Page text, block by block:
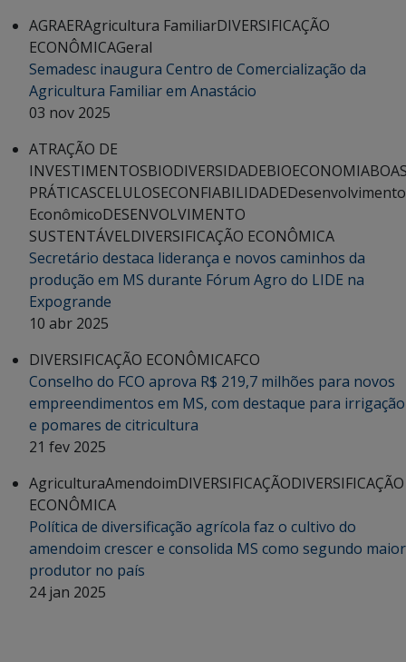
AGRAERAgricultura FamiliarDIVERSIFICAÇÃO
ECONÔMICAGeral
Semadesc inaugura Centro de Comercialização da
Agricultura Familiar em Anastácio
03 nov 2025
ATRAÇÃO DE
INVESTIMENTOSBIODIVERSIDADEBIOECONOMIA
PRÁTICASCELULOSECONFIABILIDADEDesenvolvimento
EconômicoDESENVOLVIMENTO
SUSTENTÁVELDIVERSIFICAÇÃO ECONÔMICA
Secretário destaca liderança e novos caminhos da
produção em MS durante Fórum Agro do LIDE na
Expogrande
10 abr 2025
DIVERSIFICAÇÃO ECONÔMICAFCO
Conselho do FCO aprova R$ 219,7 milhões para novos
empreendimentos em MS, com destaque para irrigação
e pomares de citricultura
21 fev 2025
AgriculturaAmendoimDIVERSIFICAÇÃODIVERSIFICAÇÃO
ECONÔMICA
Política de diversificação agrícola faz o cultivo do
amendoim crescer e consolida MS como segundo maior
produtor no país
24 jan 2025